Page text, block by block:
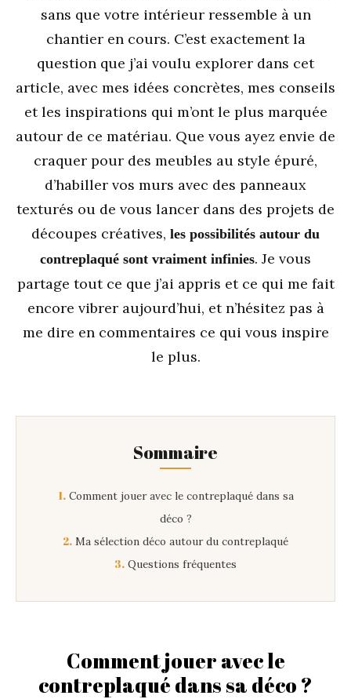
sans que votre intérieur ressemble à un
chantier en cours. C’est exactement la
question que j’ai voulu explorer dans cet
article, avec mes idées concrètes, mes conseils
et les inspirations qui m’ont le plus marquée
autour de ce matériau. Que vous ayez envie de
craquer pour des meubles au style épuré,
d’habiller vos murs avec des panneaux
texturés ou de vous lancer dans des projets de
découpes créatives, les possibilités autour du
contreplaqué sont vraiment infinies. Je vous
partage tout ce que j’ai appris et ce qui me fait
encore vibrer aujourd’hui, et n’hésitez pas à
me dire en commentaires ce qui vous inspire
le plus.
Sommaire
1.Comment jouer avec le contreplaqué dans sa
déco ?
2. Ma sélection déco autour du contreplaqué
3. Questions fréquentes
Comment jouer avec le
contreplaqué dans sa déco ?